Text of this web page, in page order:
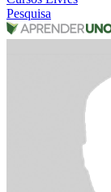
Pesquisa